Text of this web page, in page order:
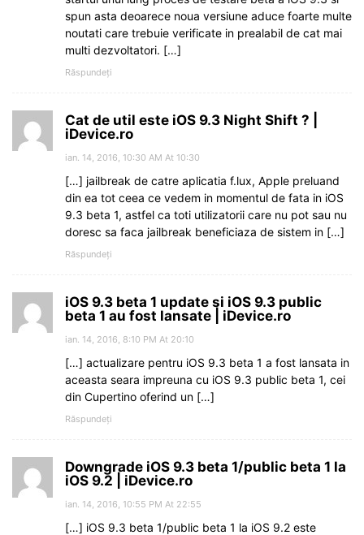
spun asta deoarece noua versiune aduce foarte multe
noutati care trebuie verificate in prealabil de cat mai
multi dezvoltatori. […]
Răspundeți
Cat de util este iOS 9.3 Night Shift ? |
iDevice.ro
ian. 14, 2016, 10:30 AM At 10:30
[…] jailbreak de catre aplicatia f.lux, Apple preluand
din ea tot ceea ce vedem in momentul de fata in iOS
9.3 beta 1, astfel ca toti utilizatorii care nu pot sau nu
doresc sa faca jailbreak beneficiaza de sistem in […]
Răspundeți
iOS 9.3 beta 1 update si iOS 9.3 public
beta 1 au fost lansate | iDevice.ro
ian. 14, 2016, 8:10 PM At 20:10
[…] actualizare pentru iOS 9.3 beta 1 a fost lansata in
aceasta seara impreuna cu iOS 9.3 public beta 1, cei
din Cupertino oferind un […]
Răspundeți
Downgrade iOS 9.3 beta 1/public beta 1 la
iOS 9.2 | iDevice.ro
ian. 14, 2016, 10:55 PM At 22:55
[…] iOS 9.3 beta 1/public beta 1 la iOS 9.2 este